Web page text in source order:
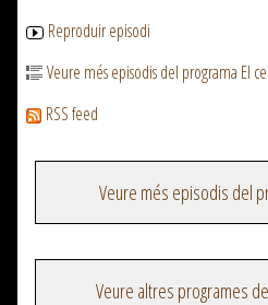
Reproduir episodi
Veure més episodis del programa El
RSS feed
Veure més episodis del
Veure altres programes